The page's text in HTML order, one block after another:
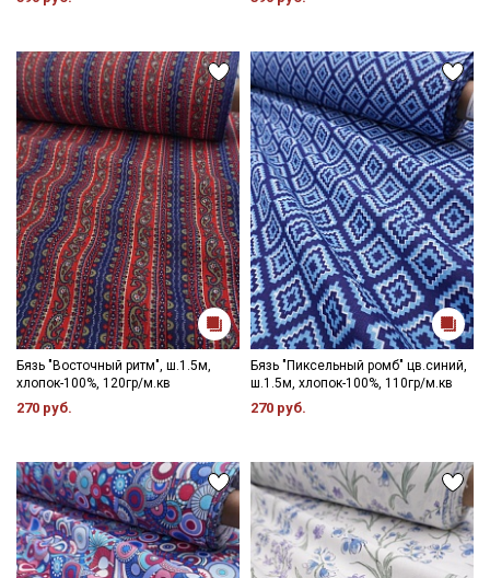
Бязь "Восточный ритм", ш.1.5м,
хлопок-100%, 120гр/м.кв
270 руб.
Бязь "Пиксельный ромб" цв.синий,
ш.1.5м, хлопок-100%, 110гр/м.кв
270 руб.
ДаюСогласие на получение рекламных и
информационных рассылок